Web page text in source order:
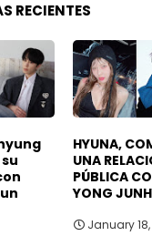
RECIENTES
HYUNA,
UNA
PÚBLICA
YONG
January